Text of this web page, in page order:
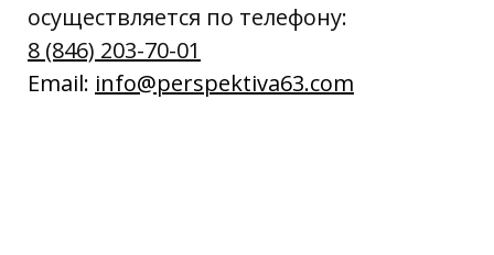
осуществляется по телефону:
8 (846) 203-70-01
Email: info@perspektiva63.com